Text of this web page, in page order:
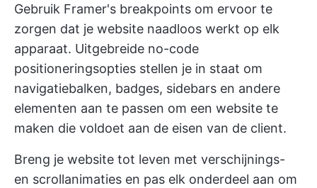
Gebruik Framer's breakpoints om ervoor te
zorgen dat je website naadloos werkt op elk
apparaat. Uitgebreide no-code
positioneringsopties stellen je in staat om
navigatiebalken, badges, sidebars en andere
elementen aan te passen om een website te
maken die voldoet aan de eisen van de client.
Breng je website tot leven met verschijnings-
en scrollanimaties en pas elk onderdeel aan om